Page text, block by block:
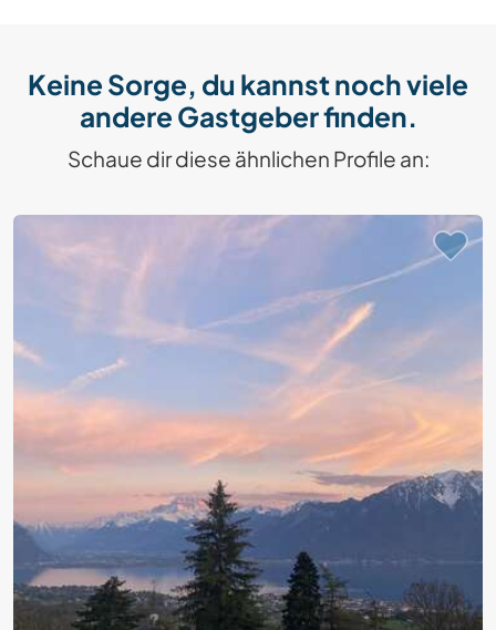
Keine Sorge, du kannst noch viele
andere Gastgeber finden.
Schaue dir diese ähnlichen Profile an: